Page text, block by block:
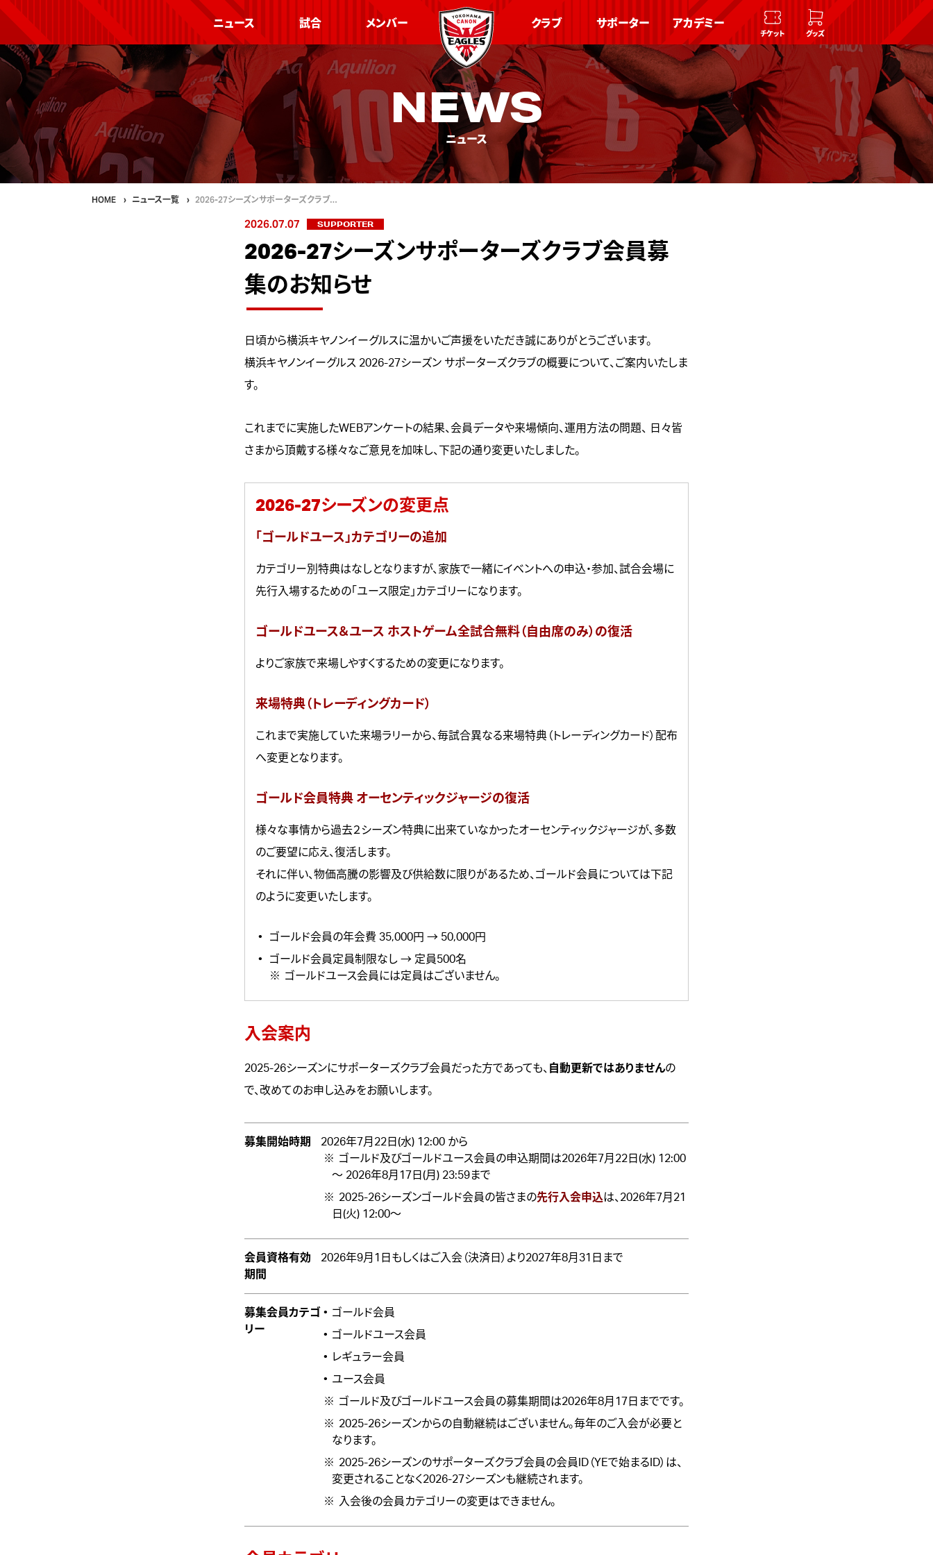
ニュース 試合 メンバー クラブ サポーター アカデミー
チケット グッズ
NEWS
ニュース
HOME ニュース一覧 2026-27シーズンサポーターズクラブ…
2026.07.07 SUPPORTER
2026-27シーズンサポーターズクラブ会員募
集のお知らせ
日頃から横浜キヤノンイーグルスに温かいご声援をいただき誠にありがとうございます。
横浜キヤノンイーグルス 2026-27シーズン サポーターズクラブの概要について、ご案内いたしま
す。
これまでに実施したWEBアンケートの結果、会員データや来場傾向、運用方法の問題、 日々皆
さまから頂戴する様々なご意見を加味し、下記の通り変更いたしました。
2026-27シーズンの変更点
「ゴールドユース」カテゴリーの追加
カテゴリー別特典はなしとなりますが、家族で一緒にイベントへの申込・参加、試合会場に
先行入場するための「ユース限定」カテゴリーになります。
ゴールドユース＆ユース ホストゲーム全試合無料（自由席のみ）の復活
よりご家族で来場しやすくするための変更になります。
来場特典（トレーディングカード）
これまで実施していた来場ラリーから、毎試合異なる来場特典（トレーディングカード）配布
へ変更となります。
ゴールド会員特典 オーセンティックジャージの復活
様々な事情から過去２シーズン特典に出来ていなかったオーセンティックジャージが、多数
のご要望に応え、復活します。
それに伴い、物価高騰の影響及び供給数に限りがあるため、ゴールド会員については下記
のように変更いたします。
ゴールド会員の年会費 35,000円 → 50,000円
ゴールド会員定員制限なし → 定員500名
ゴールドユース会員には定員はございません。
入会案内
2025-26シーズンにサポーターズクラブ会員だった方であっても、 自動更新ではありませんの
で、改めてのお申し込みをお願いします。
募集開始時期
2026年7月22日(水) 12:00 から
ゴールド及びゴールドユース会員の申込期間は2026年7月22日(水) 12:00
～ 2026年8月17日(月) 23:59まで
2025-26シーズンゴールド会員の皆さまの先行入会申込は、2026年7月21
日(火) 12:00～
会員資格有効
期間
2026年9月1日もしくはご入会（決済日）より2027年8月31日まで
募集会員カテゴ
リー
ゴールド会員
ゴールドユース会員
レギュラー会員
ユース会員
ゴールド及びゴールドユース会員の募集期間は2026年8月17日までです。
2025-26シーズンからの自動継続はございません。毎年のご入会が必要と
なります。
2025-26シーズンのサポーターズクラブ会員の会員ID（YEで始まるID）は、
変更されることなく2026-27シーズンも継続されます。
入会後の会員カテゴリーの変更はできません。